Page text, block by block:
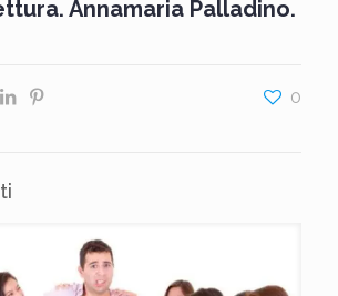
Annamaria Palladino.
0